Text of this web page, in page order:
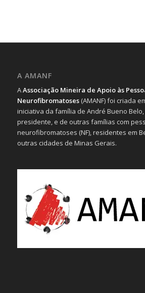
A AMANF
AAssociação Mineira de Apoio às
Neurofibromatoses(AMANF) foi criada
iniciativa da família de André Bueno
presidente, e de outras famílias com
neurofibromatoses (NF), residentes em
outras cidades de Minas Gerais.